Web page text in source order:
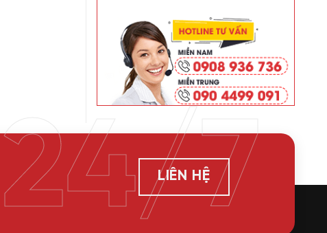
LIÊN HỆ
24/7